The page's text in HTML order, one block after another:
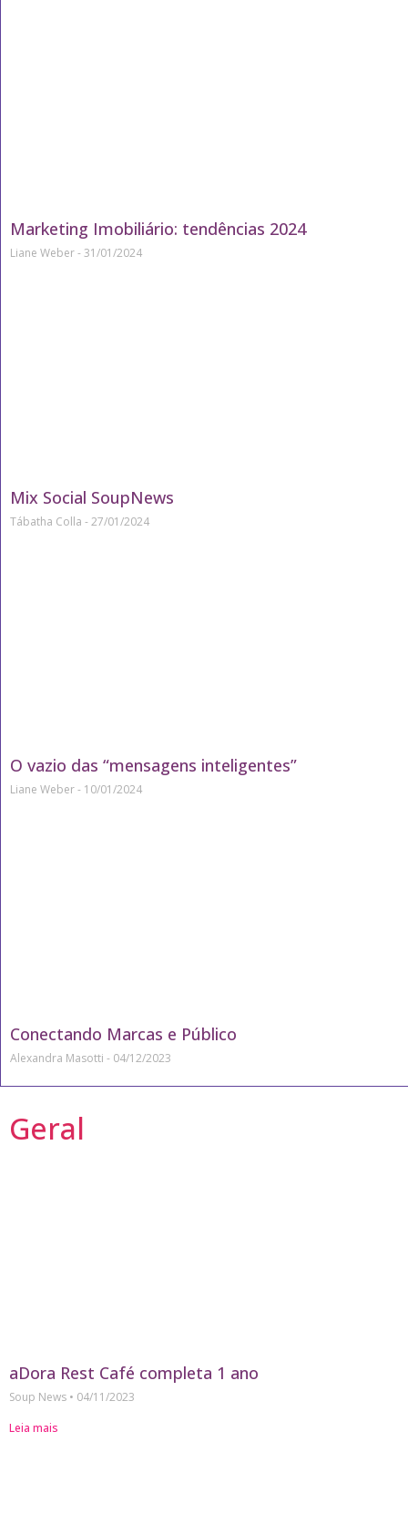
Marketing Imobiliário: tendências 2024
Liane Weber 31/01/2024
Mix Social SoupNews
Tábatha Colla 27/01/2024
O vazio das “mensagens inteligentes”
Liane Weber 10/01/2024
Conectando Marcas e Público
Alexandra Masotti 04/12/2023
Geral
aDora Rest Café completa 1 ano
Soup News
04/11/2023
Leia mais